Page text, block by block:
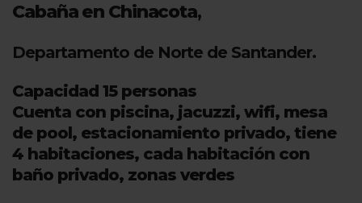
Cabaña en Chinacota,
Departamento de Norte de Santander.
Capacidad 15 personas
Cuenta con piscina, jacuzzi, wifi, mesa
de pool, estacionamiento privado, tiene
4 habitaciones, cada habitación con
baño privado, zonas verdes